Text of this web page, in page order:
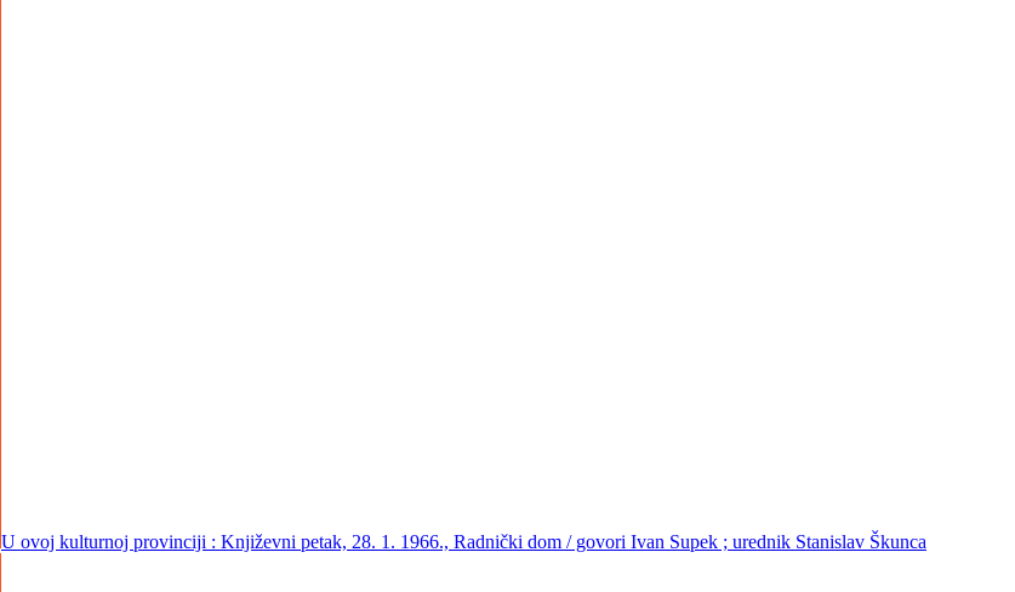
U ovoj kulturnoj provinciji : Književni petak, 28. 1. 1966., Radnički dom / govori Ivan Supek ; urednik Stanislav Škunca